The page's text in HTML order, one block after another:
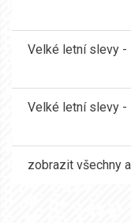
Velké letní slevy -
Velké letní slevy -
zobrazit všechny